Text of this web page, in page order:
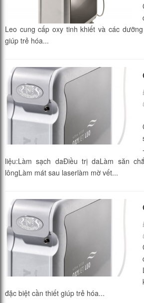
Leo cung cấp oxy tinh khiết và các
giúp trẻ hóa...
liệu:Làm sạch daĐiều trị daLàm săn
lôngLàm mát sau laserlàm mờ vết...
đặc biệt cần thiết giúp trẻ hóa...